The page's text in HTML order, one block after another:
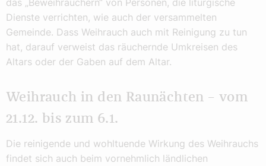
das „Beweihräuchern“ von Personen, die liturgische
Dienste verrichten, wie auch der versammelten
Gemeinde. Dass Weihrauch auch mit Reinigung zu tun
hat, darauf verweist das räuchernde Umkreisen des
Altars oder der Gaben auf dem Altar.
Weihrauch in den Raunächten – vom
21.12. bis zum 6.1.
Die reinigende und wohltuende Wirkung des Weihrauchs
findet sich auch beim vornehmlich ländlichen